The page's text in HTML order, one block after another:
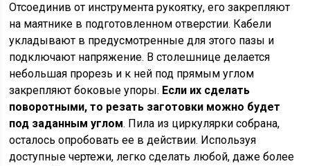
Отсоединив от инструмента рукоятку, его закрепляют
на маятнике в подготовленном отверстии. Кабели
укладывают в предусмотренные для этого пазы и
подключают напряжение. В столешнице делается
небольшая прорезь и к ней под прямым углом
закрепляют боковые упоры. Если их сделать
поворотными, то резать заготовки можно будет
под заданным углом. Пила из циркулярки собрана,
осталось опробовать ее в действии. Используя
доступные чертежи, легко сделать любой, даже более